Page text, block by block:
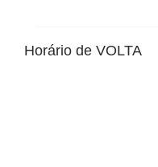
Horário de VOLTA